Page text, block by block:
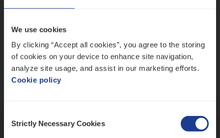
We use cookies
By clicking “Accept all cookies”, you agree to the storing
of cookies on your device to enhance site navigation,
analyze site usage, and assist in our marketing efforts.
Cookie policy
Selection
Strictly Necessary Cookies